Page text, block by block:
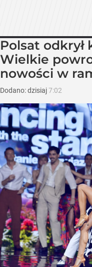
Polsat odkrył
Wielkie
nowości w
Dodano:dzisiaj7:02